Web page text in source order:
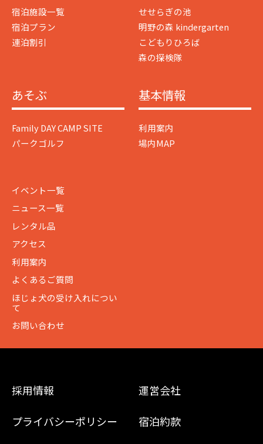
宿泊施設一覧
宿泊プラン
連泊割引
せせらぎの池
明野の森 kindergarten
こどもりひろば
森の探検隊
あそぶ
Family DAY CAMP SITE
パークゴルフ
基本情報
利用案内
場内MAP
イベント一覧
ニュース一覧
レンタル品
アクセス
利用案内
よくあるご質問
ほじょ犬の受け入れについ
て
お問い合わせ
採用情報 運営会社
プライバシーポリシー 宿泊約款